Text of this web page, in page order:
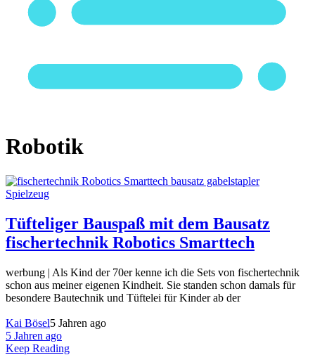
Robotik
Spielzeug
Tüfteliger Bauspaß mit dem Bausatz
fischertechnik Robotics Smarttech
werbung | Als Kind der 70er kenne ich die Sets von fischertechnik
schon aus meiner eigenen Kindheit. Sie standen schon damals für
besondere Bautechnik und Tüftelei für Kinder ab der
Kai Bösel5 Jahren ago
5 Jahren ago
Keep Reading